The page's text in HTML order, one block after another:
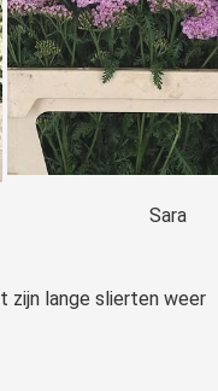
Sara
zijn lange slierten weer